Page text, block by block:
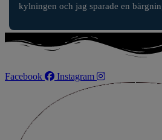
kylningen och jag sparade en
Facebook Instagram